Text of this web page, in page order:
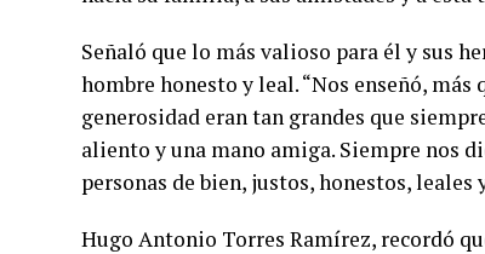
Señaló que lo más valioso para él y sus
hombre honesto y leal. “Nos enseñó,
generosidad eran tan grandes que
aliento y una mano amiga. Siempre nos
personas de bien, justos, honestos, leales
Hugo Antonio Torres Ramírez, recordó